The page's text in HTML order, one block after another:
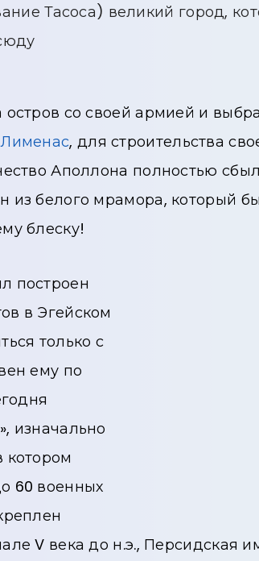
Тасоса) великий город,
со своей армией и
Лименас, для строительства
Аполлона полностью
из белого мрамора, который
блеску!
построен
в Эгейском
только с
ему по
изначально
котором
60 военных
V века до н.э., Персидская